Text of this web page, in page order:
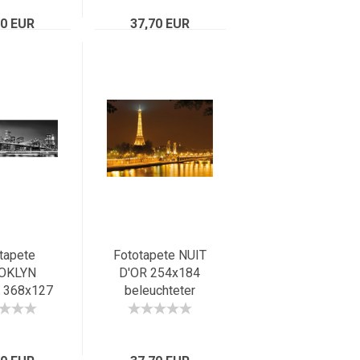
EUR
37,70 EUR
368x127
York
Fototapete NUIT
D'OR 254x184
beleuchteter
Eiffelturm Paris